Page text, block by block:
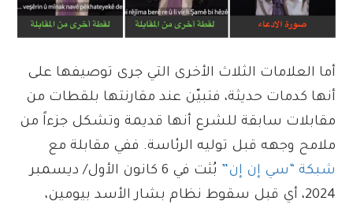
أما العلامات الثلاث الأخرى التي جرى توصيفها على
أنها كدمات حديثة، فتبيّن عند مقارنتها بلقطات من
مقابلات سابقة للشرع أنها قديمة وتشكل جزءاً من
ملامح وجهه قبل توليه الرئاسة. ففي مقابلة مع
شبكة “سي إن إن”
بُثت في 6 كانون الأول/ ديسمبر
2024، أي قبل سقوط نظام بشار الأسد بيومين،